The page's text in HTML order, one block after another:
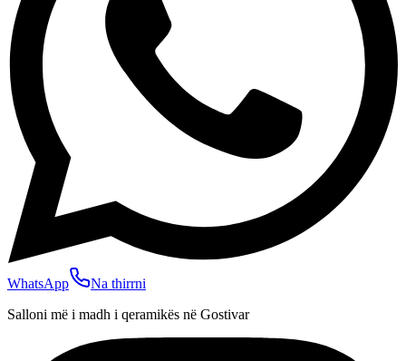
WhatsApp
Na thirrni
Salloni më i madh i qeramikës në Gostivar